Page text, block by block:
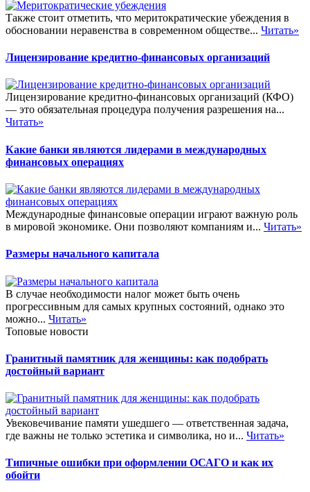
Также стоит отметить, что меритократические убеждения в
обосновании неравенства в современном обществе... Читать»
Лицензирование кредитно-финансовых организаций
Лицензирование кредитно-финансовых организаций (КФО)
— это обязательная процедура получения разрешения на...
Читать»
Какие банки являются лидерами в международных
финансовых операциях
Международные финансовые операции играют важную роль
в мировой экономике. Они позволяют компаниям и... Читать»
Размеры начального капитала
В случае необходимости налог может быть очень
прогрессивным для самых крупных состояний, однако это
можно... Читать»
Топовые новости
Гранитный памятник для женщины: как подобрать
достойный вариант
Увековечивание памяти ушедшего — ответственная задача,
где важны не только эстетика и символика, но и... Читать»
Типичные ошибки при оформлении ОСАГО и как их
обойти